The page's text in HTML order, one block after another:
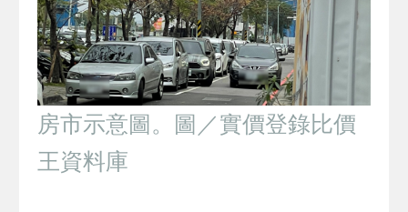
房市示意圖。圖／實價登錄比價
王資料庫